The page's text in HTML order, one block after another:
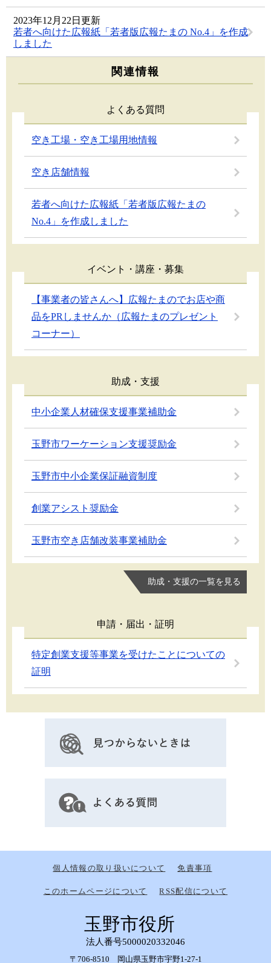
2023年12月22日更新
若者へ向けた広報紙「若者版広報たまの No.4」を作成
しました
関連情報
よくある質問
空き工場・空き工場用地情報
空き店舗情報
若者へ向けた広報紙「若者版広報たまの
No.4」を作成しました
イベント・講座・募集
【事業者の皆さんへ】広報たまのでお店や商
品をPRしませんか（広報たまのプレゼント
コーナー）
助成・支援
中小企業人材確保支援事業補助金
玉野市ワーケーション支援奨励金
玉野市中小企業保証融資制度
創業アシスト奨励金
玉野市空き店舗改装事業補助金
助成・支援の一覧を見る
申請・届出・証明
特定創業支援等事業を受けたことについての
証明
個人情報の取り扱いについて 免責事項
このホームページについて RSS配信について
玉野市役所
法人番号5000020332046
〒706-8510 岡山県玉野市宇野1-27-1